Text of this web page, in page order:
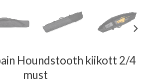
Houndstooth kiikott 2/4
must